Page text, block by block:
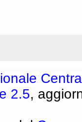
2.5,